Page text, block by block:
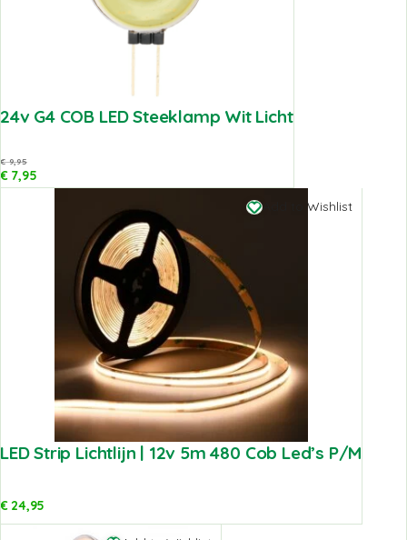
24v G4 COB LED Steeklamp Wit Licht
€9,95
€7,95
Add to Wishlist
LED Strip Lichtlijn | 12v 5m 480 Cob Led’s P/m
€24,95